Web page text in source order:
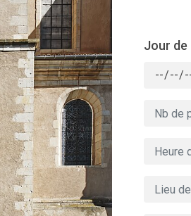
Jour de